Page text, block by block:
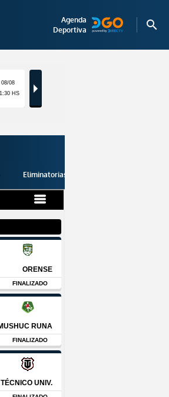
Agenda
Deportiva
search
Eliminatorias 2026